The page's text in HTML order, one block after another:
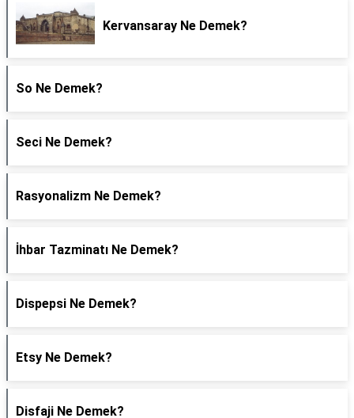
Kervansaray Ne Demek?
So Ne Demek?
Seci Ne Demek?
Rasyonalizm Ne Demek?
İhbar Tazminatı Ne Demek?
Dispepsi Ne Demek?
Etsy Ne Demek?
Disfaji Ne Demek?